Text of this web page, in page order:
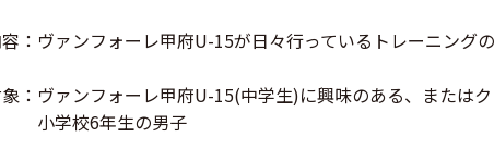
：ヴァンフォーレ甲府U-15が日々行っているトレーニング
：ヴァンフォーレ甲府U-15(中学生)に興味のある、または
学校6年生の男子